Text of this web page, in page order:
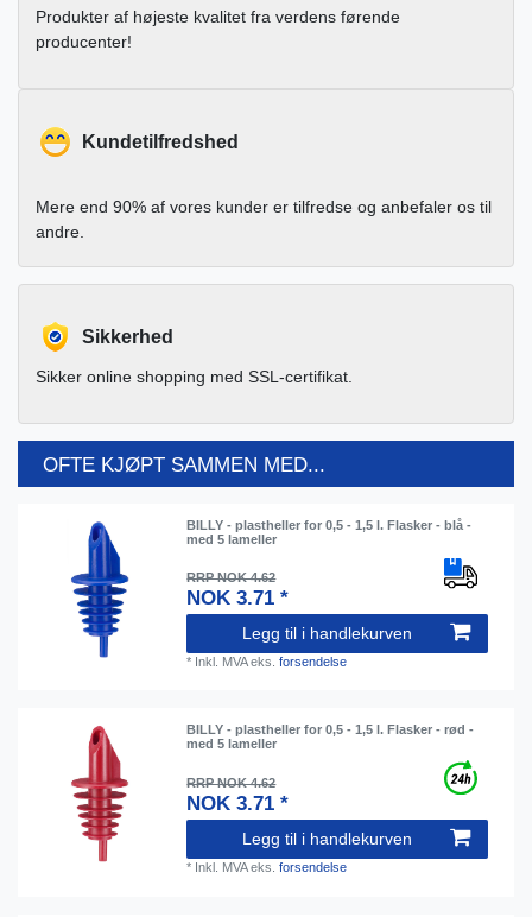
Produkter af højeste kvalitet fra verdens førende
producenter!
Kundetilfredshed
Mere end 90% af vores kunder er tilfredse og anbefaler os til
andre.
Sikkerhed
Sikker online shopping med SSL-certifikat.
OFTE KJØPT SAMMEN MED...
BILLY - plastheller for 0,5 - 1,5 l. Flasker - blå -
med 5 lameller
RRP NOK 4.62
NOK 3.71 *
Legg til i handlekurven
* Inkl. MVAeks.forsendelse
BILLY - plastheller for 0,5 - 1,5 l. Flasker - rød -
med 5 lameller
RRP NOK 4.62
NOK 3.71 *
Legg til i handlekurven
* Inkl. MVAeks.forsendelse